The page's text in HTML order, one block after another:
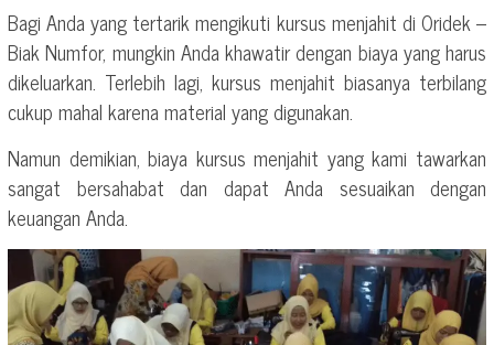
Bagi Anda yang tertarik mengikuti kursus menjahit di Oridek –
Biak Numfor, mungkin Anda khawatir dengan biaya yang harus
dikeluarkan. Terlebih lagi, kursus menjahit biasanya terbilang
cukup mahal karena material yang digunakan.
Namun demikian, biaya kursus menjahit yang kami tawarkan
sangat bersahabat dan dapat Anda sesuaikan dengan
keuangan Anda.